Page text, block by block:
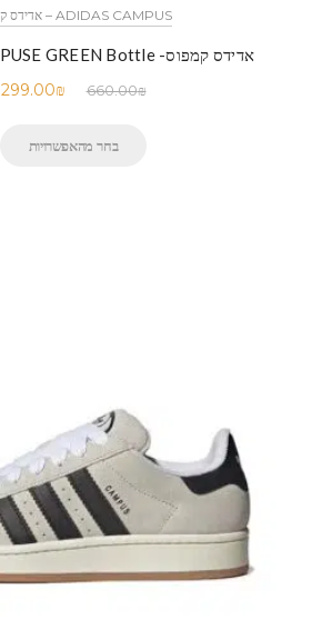
ADIDAS CAMPUS – אדידס קמפוס
אדידס קמפוס- ADIDAS CAMPUSE GREEN Bottle
660.00₪
299.00₪
בחר מהאפשרויות